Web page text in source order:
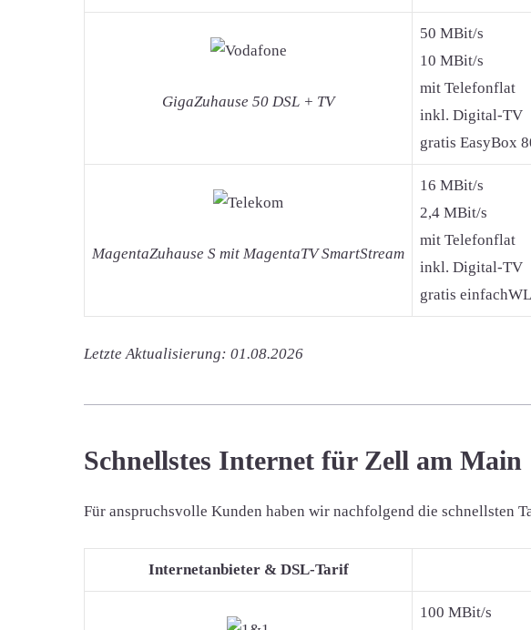
GigaZuhause 50 DSL + TV
50 MBit/s
10 MBit/s
mit Telefonflat
inkl. Digital-TV
gratis EasyBox
MagentaZuhause S mit MagentaTV SmartStream
16 MBit/s
2,4 MBit/s
mit Telefonflat
inkl. Digital-TV
gratis
Letzte Aktualisierung: 01.08.2026
Schnellstes Internet für Zell am Main
Für anspruchsvolle Kunden haben wir nachfolgend die schnellsten
Internetanbieter & DSL-Tarif
100 MBit/s